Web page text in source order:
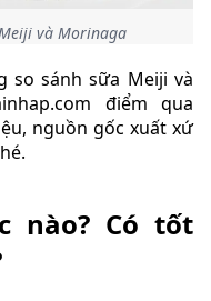
và Morinaga
so sánh sữa Meiji và
điểm qua
nguồn gốc xuất xứ
nào? Có tốt